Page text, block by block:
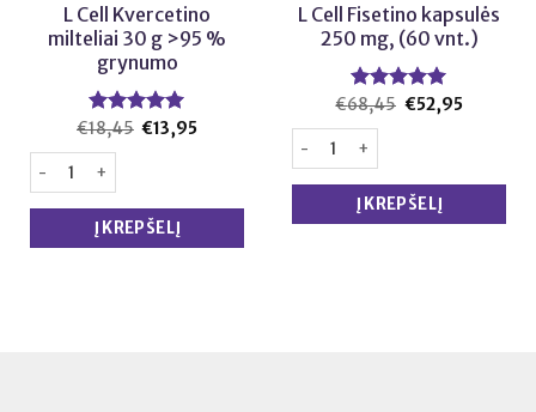
L Cell Kvercetino
milteliai 30 g >95 %
grynumo
Įvertinimas:
€18,45 Original
price
€13,95
produkto kiekis: L Cell Kvercetino milteliai 30 g >95 % grynumo
Į KREPŠELĮ
L Cell Fisetino kapsulės
250 mg, (60 vnt.)
Įvertinimas:
€68,45 Original
price
€52,95
produkto kiekis: L Cell
Į KREPŠELĮ